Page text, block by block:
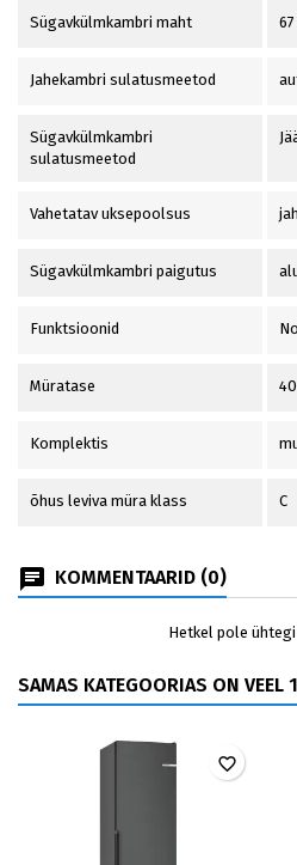
Sügavkülmkambri maht
Jahekambri sulatusmeetod
Sügavkülmkambri
sulatusmeetod
Vahetatav uksepoolsus jah
Sügavkülmkambri paigutus
Funktsioonid
Müratase
Komplektis
õhus leviva müra klass C
KOMMENTAARID (0)
Hetkel pole
SAMAS KATEGOORIAS ON VEEL
favorite_border